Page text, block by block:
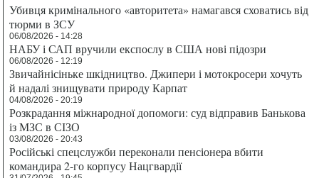
Убивця кримінального «авторитета» намагався сховатись від
тюрми в ЗСУ
06/08/2026 - 14:28
НАБУ і САП вручили експослу в США нові підозри
06/08/2026 - 12:19
Звичайнісіньке шкідництво. Джипери і мотокросери хочуть
й надалі знищувати природу Карпат
04/08/2026 - 20:19
Розкрадання міжнародної допомоги: суд відправив Банькова
із МЗС в СІЗО
03/08/2026 - 20:43
Російські спецслужби переконали пенсіонера вбити
командира 2-го корпусу Нацгвардії